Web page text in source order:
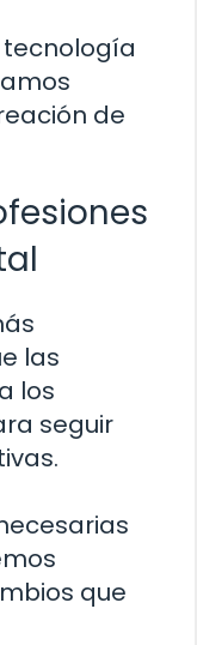
de
las
los
seguir
que